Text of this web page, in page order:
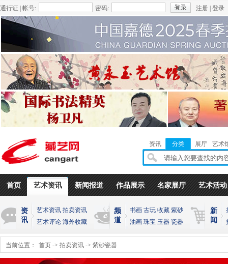
通行证 | 帐号: 密码: 注册 登录
资讯 分类 展厅 艺术
首页 艺术资讯 新闻报道 作品展示 名家展厅 艺术活动
资
讯
艺术资讯 拍卖资讯
艺术评论 海外收藏
频
道
书画 古玩 收藏 紫砂
油画 珠宝 玉器 瓷器
新
闻
当前位置： 首页 -> 拍卖资讯 -> 紫砂瓷器